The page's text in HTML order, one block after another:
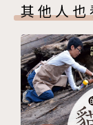
◥如何提升學
◥開鏡頭的用
動？
◥線上課程時
法？
◥線上教學與
其他人